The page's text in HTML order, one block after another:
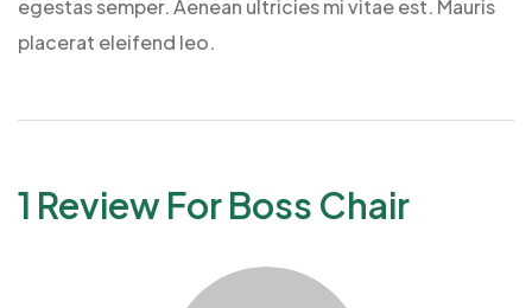
egestas semper. Aenean ultricies mi vitae est. Mauris
placerat eleifend leo.
1 Review ForBoss Chair